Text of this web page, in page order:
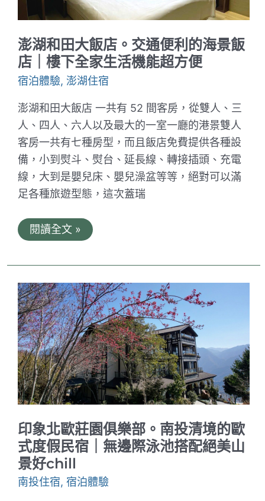
人
假
好
去
處
澎湖和田大飯店。交通便利的海景飯
店｜樓下全家生活機能超方便
宿泊體驗, 澎湖住宿
澎湖和田大飯店 一共有 52 間客房，從雙人、三
人、四人、六人以及最大的一室一廳的港景雙人
客房一共有七種房型，而且飯店免費提供各種設
備，小到熨斗、熨台、延長線、轉接插頭、充電
線，大到是嬰兒床、嬰兒澡盆等等，絕對可以滿
足各種旅遊型態，這次蓋瑞
澎
湖
飯
店。
交
通
便
利
的
海
景
飯
店
｜
下
全
家
生
活
機
能
閱讀全文 »
印象北歐莊園俱樂部。南投清境的歐
式度假民宿｜無邊際泳池搭配絕美山
景好chill
南投住宿, 宿泊體驗